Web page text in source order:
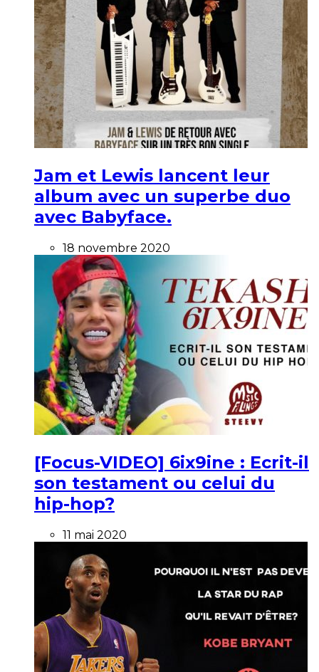
Jam et Lewis lancent leur
album avec un superbe duo
avec Babyface.
18 novembre 2020
[Focus-VIDEO] 6ix9ine : Ecrit-il
son testament ou celui du
hip-hop?
11 mai 2020